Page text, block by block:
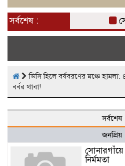
সর্বশেষ :
ডিসি হিলে বর্ষবরণের মঞ্চে
বর্বর থাবা!
সর্বশেষ
জনপ্রিয়
সোনারগাঁয়ে
নির্মমতা